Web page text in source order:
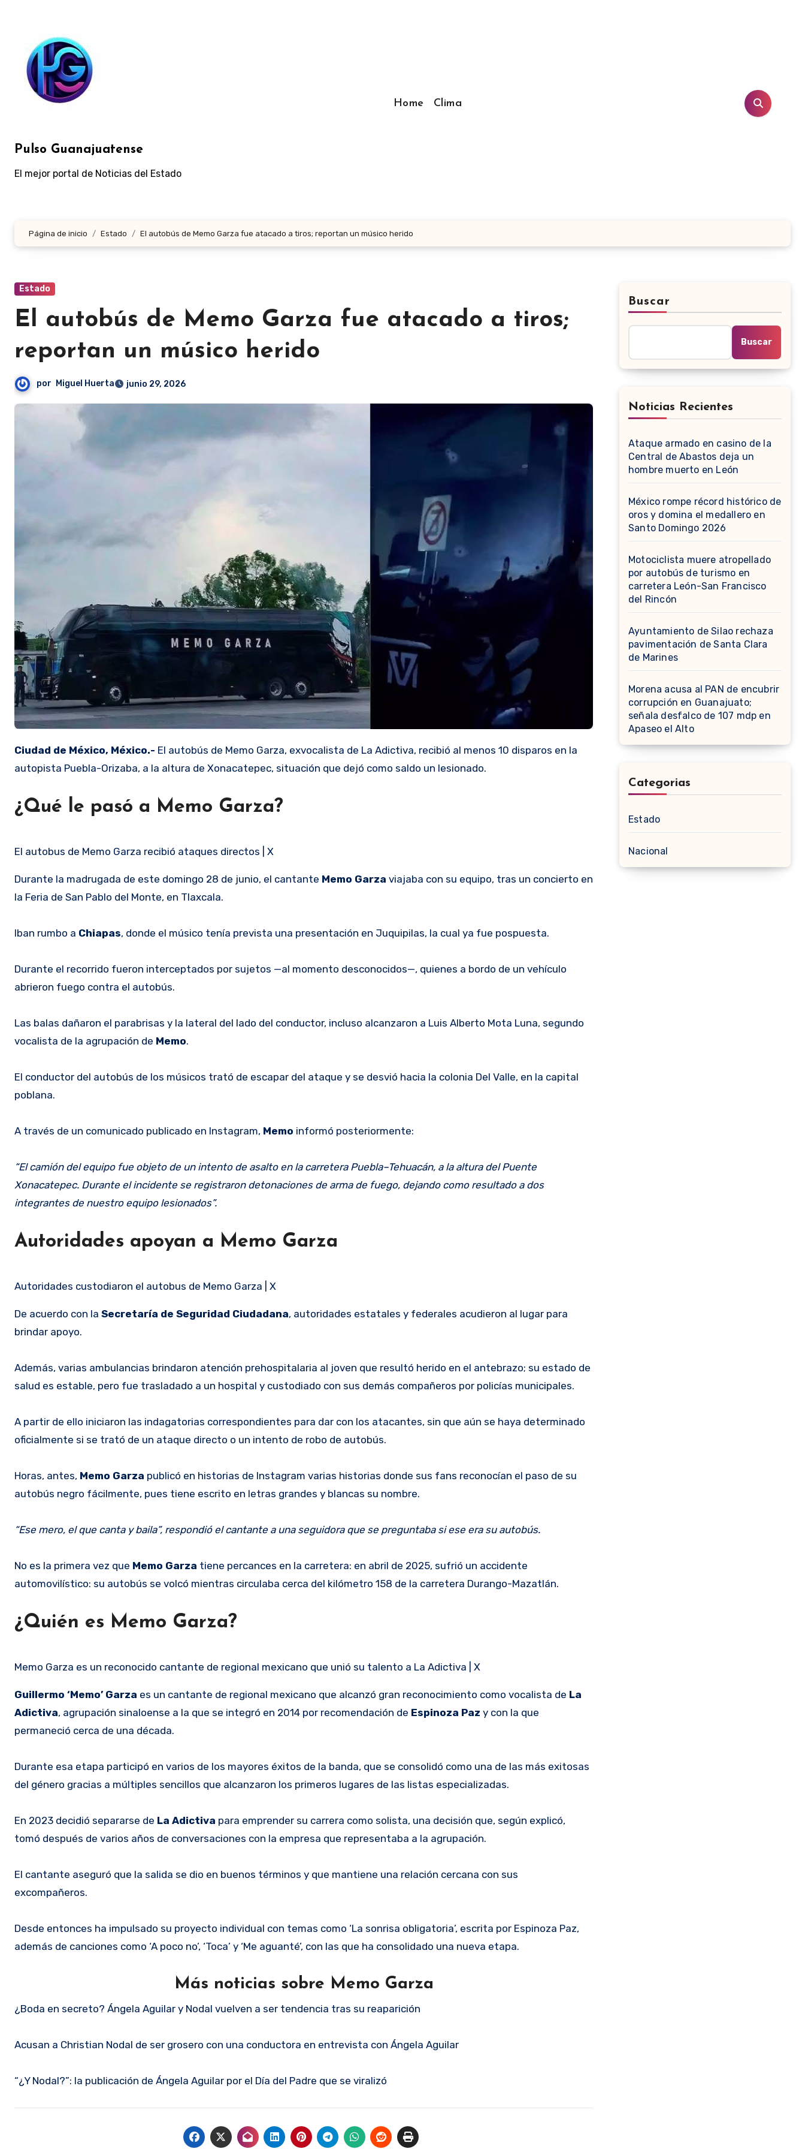
contenido
Pulso Guanajuatense
El mejor portal de Noticias del Estado
Home Clima
Página de inicio Estado El autobús de Memo Garza fue atacado a tiros; reportan un músico herido
Estado
El autobús de Memo Garza fue atacado a tiros;
reportan un músico herido
por Miguel Huerta junio 29, 2026
Ciudad de México, México.- El autobús de Memo Garza, exvocalista de La Adictiva, recibió al menos 10 disparos en la
autopista Puebla-Orizaba, a la altura de Xonacatepec, situación que dejó como saldo un lesionado.
¿Qué le pasó a Memo Garza?
El autobus de Memo Garza recibió ataques directos | X
Durante la madrugada de este domingo 28 de junio, el cantante Memo Garza viajaba con su equipo, tras un concierto en
la Feria de San Pablo del Monte, en Tlaxcala.
Iban rumbo a Chiapas, donde el músico tenía prevista una presentación en Juquipilas, la cual ya fue pospuesta.
Durante el recorrido fueron interceptados por sujetos —al momento desconocidos—, quienes a bordo de un vehículo
abrieron fuego contra el autobús.
Las balas dañaron el parabrisas y la lateral del lado del conductor, incluso alcanzaron a Luis Alberto Mota Luna, segundo
vocalista de la agrupación de Memo.
El conductor del autobús de los músicos trató de escapar del ataque y se desvió hacia la colonia Del Valle, en la capital
poblana.
A través de un comunicado publicado en Instagram, Memo informó posteriormente:
“El camión del equipo fue objeto de un intento de asalto en la carretera Puebla–Tehuacán, a la altura del Puente
Xonacatepec. Durante el incidente se registraron detonaciones de arma de fuego, dejando como resultado a dos
integrantes de nuestro equipo lesionados”.
Autoridades apoyan a Memo Garza
Autoridades custodiaron el autobus de Memo Garza | X
De acuerdo con la Secretaría de Seguridad Ciudadana, autoridades estatales y federales acudieron al lugar para
brindar apoyo.
Además, varias ambulancias brindaron atención prehospitalaria al joven que resultó herido en el antebrazo; su estado de
salud es estable, pero fue trasladado a un hospital y custodiado con sus demás compañeros por policías municipales.
A partir de ello iniciaron las indagatorias correspondientes para dar con los atacantes, sin que aún se haya determinado
oficialmente si se trató de un ataque directo o un intento de robo de autobús.
Horas, antes, Memo Garza publicó en historias de Instagram varias historias donde sus fans reconocían el paso de su
autobús negro fácilmente, pues tiene escrito en letras grandes y blancas su nombre.
“Ese mero, el que canta y baila”, respondió el cantante a una seguidora que se preguntaba si ese era su autobús.
No es la primera vez que Memo Garza tiene percances en la carretera: en abril de 2025, sufrió un accidente
automovilístico: su autobús se volcó mientras circulaba cerca del kilómetro 158 de la carretera Durango-Mazatlán.
¿Quién es Memo Garza?
Memo Garza es un reconocido cantante de regional mexicano que unió su talento a La Adictiva | X
Guillermo ‘Memo’ Garza es un cantante de regional mexicano que alcanzó gran reconocimiento como vocalista de La
Adictiva, agrupación sinaloense a la que se integró en 2014 por recomendación de Espinoza Paz y con la que
permaneció cerca de una década.
Durante esa etapa participó en varios de los mayores éxitos de la banda, que se consolidó como una de las más exitosas
del género gracias a múltiples sencillos que alcanzaron los primeros lugares de las listas especializadas.
En 2023 decidió separarse de La Adictiva para emprender su carrera como solista, una decisión que, según explicó,
tomó después de varios años de conversaciones con la empresa que representaba a la agrupación.
El cantante aseguró que la salida se dio en buenos términos y que mantiene una relación cercana con sus
excompañeros.
Desde entonces ha impulsado su proyecto individual con temas como ‘La sonrisa obligatoria’, escrita por Espinoza Paz,
además de canciones como ‘A poco no’, ‘Toca’ y ‘Me aguanté’, con las que ha consolidado una nueva etapa.
Más noticias sobre Memo Garza
¿Boda en secreto? Ángela Aguilar y Nodal vuelven a ser tendencia tras su reaparición
Acusan a Christian Nodal de ser grosero con una conductora en entrevista con Ángela Aguilar
“¿Y Nodal?”: la publicación de Ángela Aguilar por el Día del Padre que se viralizó
Buscar
Buscar
Noticias Recientes
Ataque armado en casino de la
Central de Abastos deja un
hombre muerto en León
México rompe récord histórico de
oros y domina el medallero en
Santo Domingo 2026
Motociclista muere atropellado
por autobús de turismo en
carretera León-San Francisco
del Rincón
Ayuntamiento de Silao rechaza
pavimentación de Santa Clara
de Marines
Morena acusa al PAN de encubrir
corrupción en Guanajuato;
señala desfalco de 107 mdp en
Apaseo el Alto
Categorias
Estado
Nacional